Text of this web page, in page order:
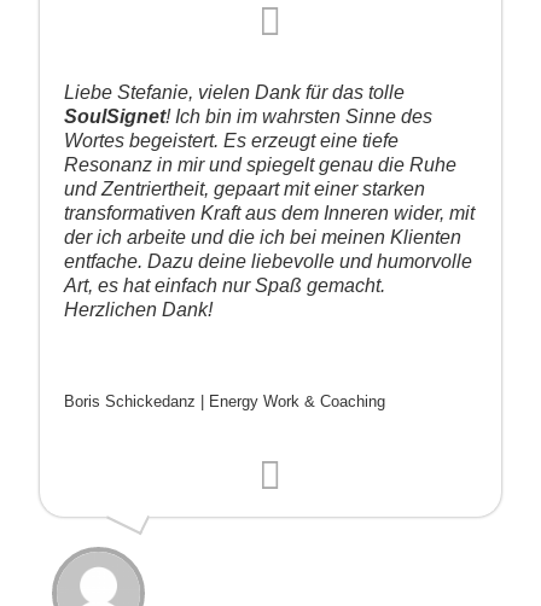
Liebe Stefanie, vielen Dank für das tolle
SoulSignet! Ich bin im wahrsten Sinne des
Wortes begeistert. Es erzeugt eine tiefe
Resonanz in mir und spiegelt genau die Ruhe
und Zentriertheit, gepaart mit einer starken
transformativen Kraft aus dem Inneren wider, mit
der ich arbeite und die ich bei meinen Klienten
entfache. Dazu deine liebevolle und humorvolle
Art, es hat einfach nur Spaß gemacht.
Herzlichen Dank!
Boris Schickedanz | Energy Work & Coaching